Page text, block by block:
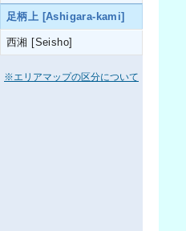
足柄上 [Ashigara-kami]
西湘 [Seisho]
※エリアマップの区分について